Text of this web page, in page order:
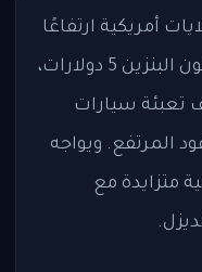
أمريكية ارتفاعًا
غير مسبوق، حيث تجاوز سعر جالون البنزين 5 دولارات،
تعبئة سيارات
المرتفع. ويواجه
متزايدة مع